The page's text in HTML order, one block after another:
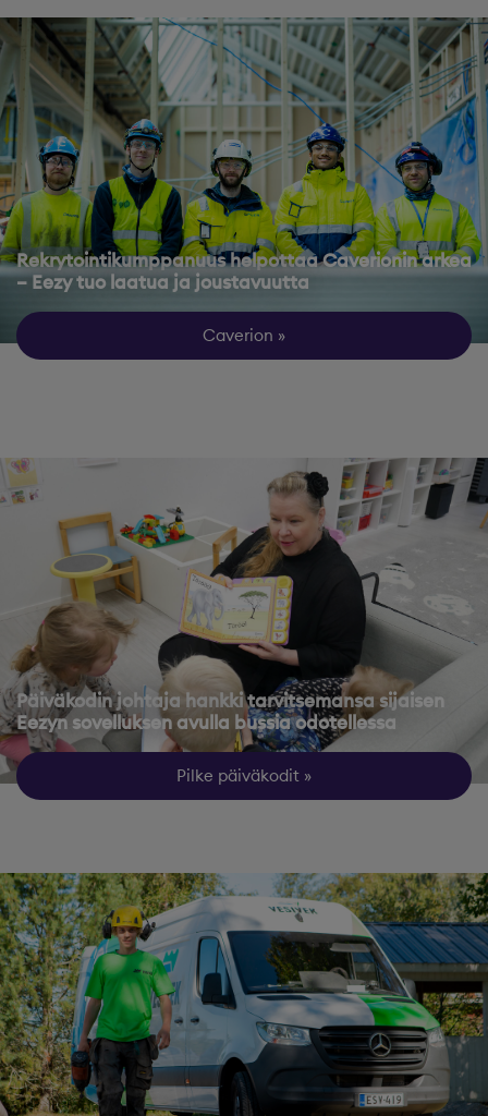
Rekrytointikumppanuus helpottaa Caverionin arkea
– Eezy tuo laatua ja joustavuutta
Caverion
Päiväkodin johtaja hankki tarvitsemansa sijaisen
Eezyn sovelluksen avulla bussia odotellessa
Pilke päiväkodit